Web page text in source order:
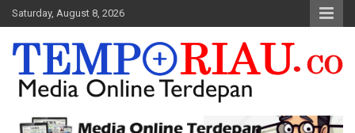
Skip
to
content
Saturday, August 8, 2026
Tempo Riau